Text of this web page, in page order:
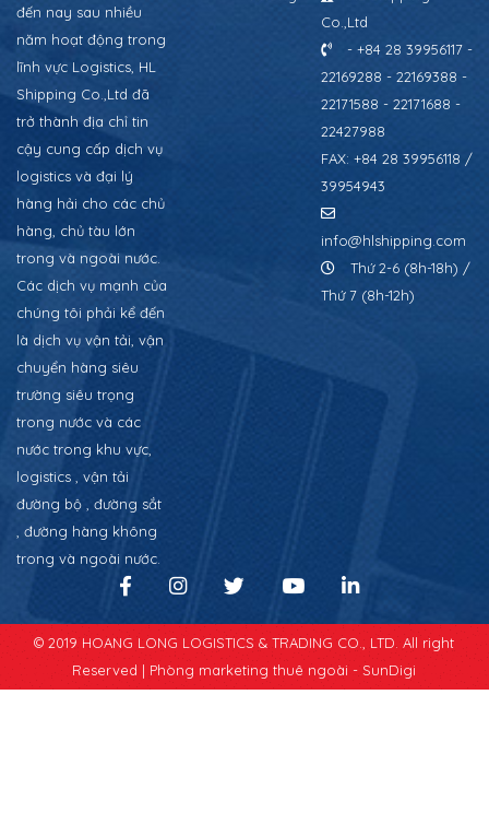
đến nay sau nhiều
năm hoạt động trong
lĩnh vực Logistics, HL
Shipping Co.,Ltd đã
trở thành địa chỉ tin
cậy cung cấp dịch vụ
logistics và đại lý
hàng hải cho các chủ
hàng, chủ tàu lớn
trong và ngoài nước.
Các dịch vụ mạnh của
chúng tôi phải kể đến
là dịch vụ vận tải, vận
chuyển hàng siêu
trường siêu trọng
trong nước và các
nước trong khu vực,
logistics , vận tải
đường bộ , đường sắt
, đường hàng không
trong và ngoài nước.
Co.,Ltd
- +84 28 39956117 -
22169288 - 22169388 -
22171588 - 22171688 -
22427988
FAX: +84 28 39956118 /
39954943
info@hlshipping.com
Thứ 2-6 (8h-18h) /
Thứ 7 (8h-12h)
© 2019 HOANG LONG LOGISTICS & TRADING CO., LTD. All right
Reserved | Phòng marketing thuê ngoài - SunDigi